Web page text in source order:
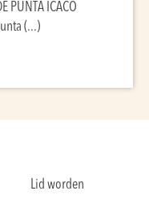
PUNTA ICACO
(...)
Lid worden